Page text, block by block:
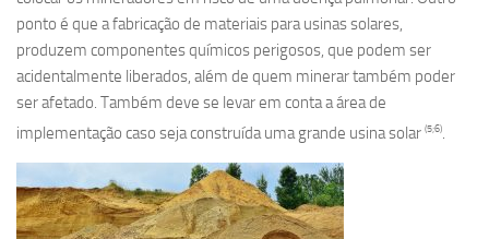
ponto é que a fabricação de materiais para usinas solares,
produzem componentes químicos perigosos, que podem ser
acidentalmente liberados, além de quem minerar também poder
ser afetado. Também deve se levar em conta a área de
implementação caso seja construída uma grande usina solar (5;6).